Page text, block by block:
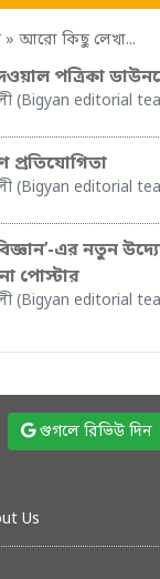
» আরো কিছু লেখা...
পত্রিকা
(Bigyan editorial
প্রতিযোগিতা
(Bigyan editorial
এর নতুন
পোস্টার
(Bigyan editorial
গুগলে রিভিউ দিন
Us